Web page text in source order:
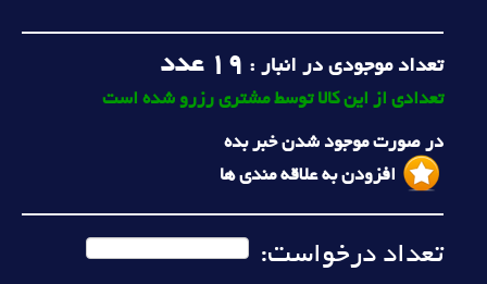
تعداد موجودی در انبار : 19 عدد
تعدادی از این کالا توسط مشتری رزرو شده است
در صورت موجود شدن خبر بده
افزودن به علاقه مندی ها
تعداد درخواست: